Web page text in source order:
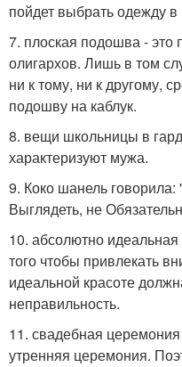
пойдет выбрать одежду в
7. плоская подошва - это
олигархов. Лишь в том
ни к тому, ни к другому,
подошву на каблук.
8. вещи школьницы в
характеризуют мужа.
9. Коко шанель
Выглядеть, не
10. абсолютно
того чтобы привлекать
идеальной красоте
неправильность.
11. свадебная
утренняя церемония.